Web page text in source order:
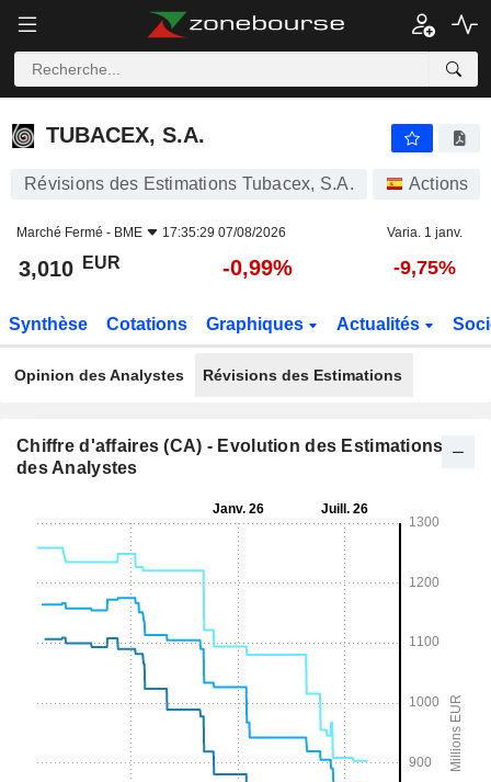
TUBACEX, S.A.
TUBACEX, S.A.
Révisions des Estimations Tubacex, S.A. Actions
Marché Fermé - BME 17:35:29 07/08/2026 Varia. 1 janv.
3,010 EUR -0,99% -9,75%
Synthèse Cotations Graphiques Actualités
Opinion des Analystes Révisions des Estimations
Chiffre d'affaires (CA) - Evolution des Estimations
des Analystes